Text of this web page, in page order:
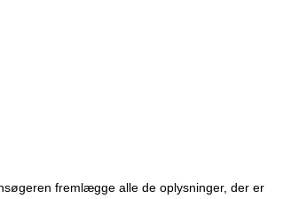
fremlægge alle de oplysninger, der er